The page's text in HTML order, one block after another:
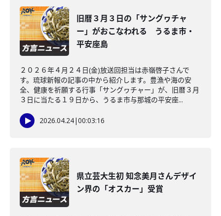
旧暦３月３日の「サングヮチャ
ー」がおこなわれる うるま市・
平安座島
２０２６年４月２４日(金)放送回担当は赤嶺啓子さんで
す。琉球新報の記事の中から紹介します。豊漁や海の安
全、健康を祈願する行事「サングヮチャー」が、旧暦３月
３日に当たる１９日から、うるま市与那城の平安座...
2026.04.24|00:03:16
県立芸大生初 知念美月さんデザイ
ン界の「オスカー」受賞